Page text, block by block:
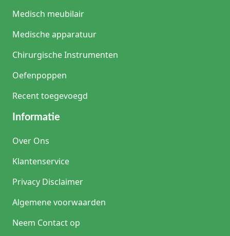
Medisch meubilair
Medische apparatuur
Chirurgische Instrumenten
Oefenpoppen
Recent toegevoegd
Informatie
Over Ons
Klantenservice
Privacy Disclaimer
Algemene voorwaarden
Neem Contact op